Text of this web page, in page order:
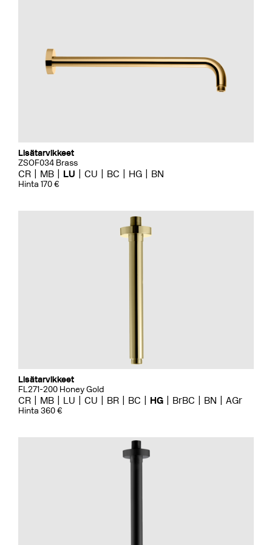
Lisätarvikkeet
ZSOF034 Brass
CR MB LU CU BC HG BN
Hinta 170 €
Lisätarvikkeet
FL271-200 Honey Gold
CR MB LU CU BR BC HG BrBC BN AGr
Hinta 360 €